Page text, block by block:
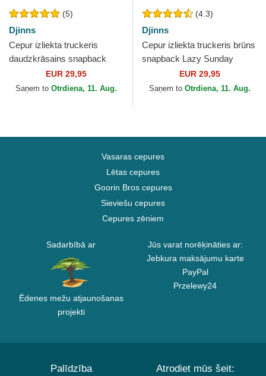
(5)
Djinns
Cepur izliekta truckeris
daudzkrāsains snapback
Lazy Mermaid HFT no Djinns
EUR 29,95
Saņem to Otrdiena, 11. Aug.
(4.3)
Djinns
Cepur izliekta truckeris brūns
snapback Lazy Sunday
Coffee HFT no Djinns
EUR 29,95
Saņem to Otrdiena, 11. Aug.
Vasaras cepures
Lētas cepures
Goorin Bros cepures
Sieviešu cepures
Cepures zēniem
Sadarbībā ar
Ēdenes mežu atjaunošanas
projekti
Jūs varat norēķināties ar:
Jebkura maksājumu karte
PayPal
Przelewy24
Palīdzība Atrodiet mūs šeit: